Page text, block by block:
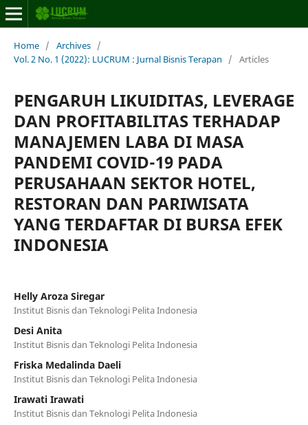
Home / Archives /
Vol. 2 No. 1 (2022): LUCRUM : Jurnal Bisnis Terapan
/ Articles
PENGARUH LIKUIDITAS, LEVERAGE
DAN PROFITABILITAS TERHADAP
MANAJEMEN LABA DI MASA
PANDEMI COVID-19 PADA
PERUSAHAAN SEKTOR HOTEL,
RESTORAN DAN PARIWISATA
YANG TERDAFTAR DI BURSA EFEK
INDONESIA
Helly Aroza Siregar
Institut Bisnis dan Teknologi Pelita Indonesia
Desi Anita
Institut Bisnis dan Teknologi Pelita Indonesia
Friska Medalinda Daeli
Institut Bisnis dan Teknologi Pelita Indonesia
Irawati Irawati
Institut Bisnis dan Teknologi Pelita Indonesia